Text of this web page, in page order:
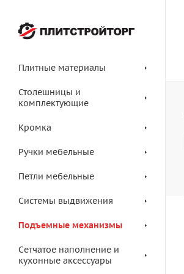
Плитные материалы
Столешницы и
комплектующие
Кромка
Ручки мебельные
Петли мебельные
Системы выдвижения
Подъемные механизмы
Сетчатое наполнение и
кухонные аксессуары